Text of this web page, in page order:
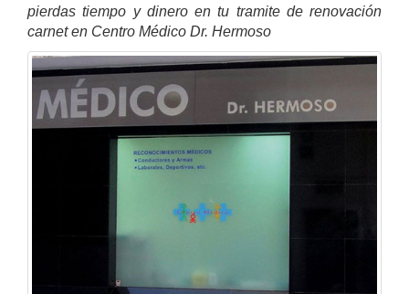
pierdas tiempo y dinero en tu tramite de renovación
carnet en Centro Médico Dr. Hermoso